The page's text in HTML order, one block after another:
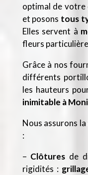
optimal de votre
et posons tous
Elles servent à
fleurs
Grâce à nos
différents
les hauteurs
inimitable à
Nous assurons la
:
– Clôtures de
rigidités :